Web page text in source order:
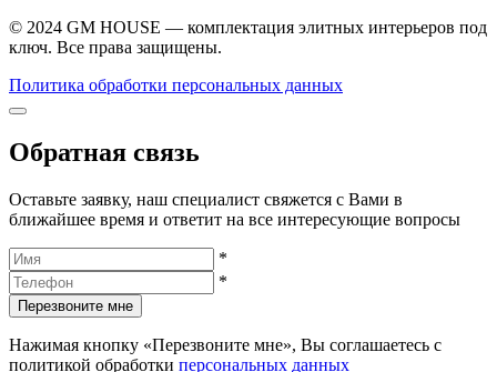
© 2024 GM HOUSE — комплектация элитных интерьеров под
ключ. Все права защищены.
Политика обработки персональных данных
Обратная связь
Оставьте заявку, наш специалист свяжется с Вами в
ближайшее время и ответит на все интересующие вопросы
*
*
Перезвоните мне
Нажимая кнопку «Перезвоните мне», Вы соглашаетесь с
политикой обработки персональных данных